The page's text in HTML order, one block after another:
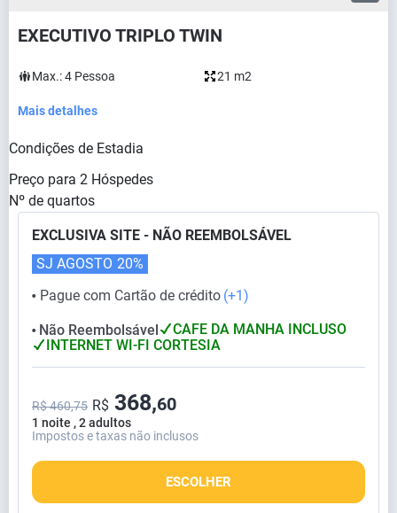
EXECUTIVO TRIPLO TWIN
Max.:4 Pessoa 21 m2
Mais detalhes
Condições de Estadia
Preço para 2 Hóspedes
Nº de quartos
EXCLUSIVA SITE - NÃO REEMBOLSÁVEL
⬤ Pague com Cartão de crédito (+1)
SJ AGOSTO 20%
⬤ Não Reembolsável
CAFE DA MANHA INCLUSO
INTERNET WI-FI CORTESIA
1 noite , 2 adultos
R$ 460,75 R$ 368,60
Impostos e taxas não inclusos
ESCOLHER